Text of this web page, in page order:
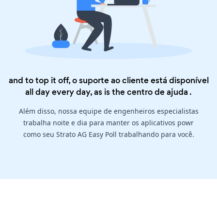
and to top it off, o suporte ao cliente está disponível
all day every day, as is thecentro de ajuda .
Além disso, nossa equipe de engenheiros especialistas
trabalha noite e dia para manter os aplicativos powr
como seu Strato AG Easy Poll trabalhando para você.